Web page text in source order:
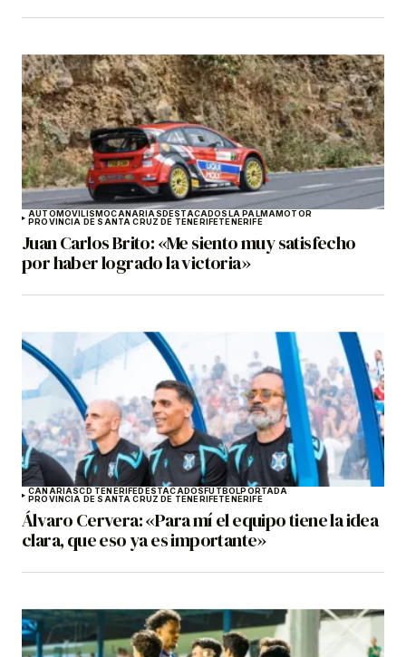
AUTOMOVILISMOCANARIASDESTACADOSLA PALMAMOTOR
PROVINCIA DE SANTA CRUZ DE TENERIFETENERIFE
Juan Carlos Brito: «Me siento muy satisfecho
por haber logrado la victoria»
CANARIASCD TENERIFEDESTACADOSFÚTBOLPORTADA
PROVINCIA DE SANTA CRUZ DE TENERIFETENERIFE
Álvaro Cervera: «Para mí el equipo tiene la idea
clara, que eso ya es importante»